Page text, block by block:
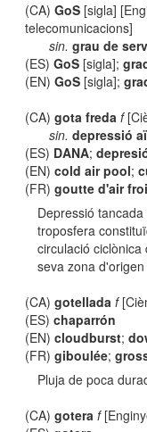
(CA)GoS [sigla]
telecomunicacions]
sin. grau de
(ES)GoS [sigla];
(EN)GoS [sigla];
(CA)gota freda f
sin. depressió
(ES) DANA;
(EN)cold air pool;
(FR)goutte d'air
Depressió
troposfera
circulació
seva zona
(CA)gotellada f
(ES)chaparrón
(EN)cloudburst;
(FR)giboulée;
Pluja de poca
(CA)gotera f